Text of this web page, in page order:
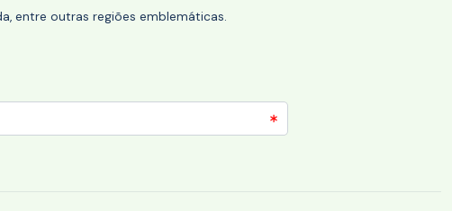
entre outras regiões emblemáticas.